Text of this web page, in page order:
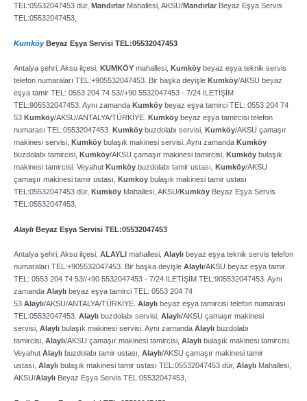
TEL:05532047453 dür, Mandırlar Mahallesi, AKSU/Mandırlar Beyaz Eşya Servis
TEL:05532047453,
KumköyBeyaz Eşya Servisi TEL:05532047453
Antalya şehri, Aksu ilçesi, KUMKÖY mahallesi, Kumköy beyaz eşya teknik servis
telefon numaraları TEL:+905532047453. Bir başka deyişle Kumköy/AKSU beyaz
eşya tamir TEL: 0553 204 74 53//+90 5532047453 ­- 7/24 İLETİŞİM
TEL:905532047453. Aynı zamanda Kumköy beyaz eşya tamirci TEL: 0553 204 74
53 Kumköy/AKSU/ANTALYA/TÜRKİYE. Kumköy beyaz eşya tamircisi telefon
numarası TEL:05532047453. Kumköy buzdolabı servisi, Kumköy/AKSU çamaşır
makinesi servisi, Kumköy bulaşık makinesi servisi. Aynı zamanda Kumköy
buzdolabı tamircisi, Kumköy/AKSU çamaşır makinesi tamircisi, Kumköy bulaşık
makinesi tamircisi. Veyahut Kumköy buzdolabı tamir ustası, Kumköy/AKSU
çamaşır makinesi tamir ustası, Kumköy bulaşık makinesi tamir ustası
TEL:05532047453 dür, Kumköy Mahallesi, AKSU/Kumköy Beyaz Eşya Servis
TEL:05532047453,
Alaylı Beyaz Eşya Servisi TEL:05532047453
Antalya şehri, Aksu ilçesi, ALAYLI mahallesi, Alaylı beyaz eşya teknik servis telefon
numaraları TEL:+905532047453. Bir başka deyişle Alaylı/AKSU beyaz eşya tamir
TEL: 0553 204 74 53//+90 5532047453 ­- 7/24 İLETİŞİM TEL:905532047453. Aynı
zamanda Alaylı beyaz eşya tamirci TEL: 0553 204 74
53 Alaylı/AKSU/ANTALYA/TÜRKİYE. Alaylı beyaz eşya tamircisi telefon numarası
TEL:05532047453. Alaylı buzdolabı servisi, Alaylı/AKSU çamaşır makinesi
servisi, Alaylı bulaşık makinesi servisi. Aynı zamanda Alaylı buzdolabı
tamircisi, Alaylı/AKSU çamaşır makinesi tamircisi, Alaylı bulaşık makinesi tamircisi.
Veyahut Alaylı buzdolabı tamir ustası, Alaylı/AKSU çamaşır makinesi tamir
ustası, Alaylı bulaşık makinesi tamir ustası TEL:05532047453 dür, Alaylı Mahallesi,
AKSU/Alaylı Beyaz Eşya Servis TEL:05532047453,